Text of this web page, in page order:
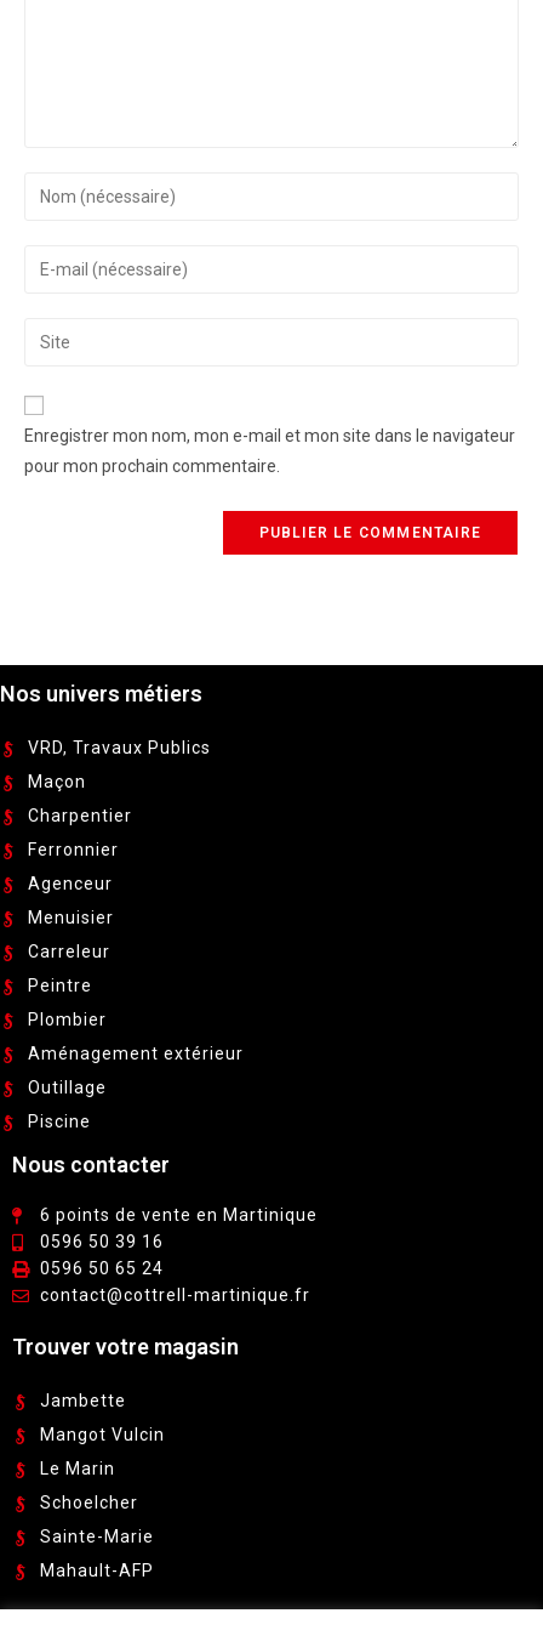
Enregistrer mon nom, mon e-mail et mon site dans le navigateur
pour mon prochain commentaire.
Nos univers métiers
VRD, Travaux Publics
Maçon
Charpentier
Ferronnier
Agenceur
Menuisier
Carreleur
Peintre
Plombier
Aménagement extérieur
Outillage
Piscine
Nous contacter
6 points de vente en Martinique
0596 50 39 16
0596 50 65 24
contact@cottrell-martinique.fr
Trouver votre magasin
Jambette
Mangot Vulcin
Le Marin
Schoelcher
Sainte-Marie
Mahault-AFP